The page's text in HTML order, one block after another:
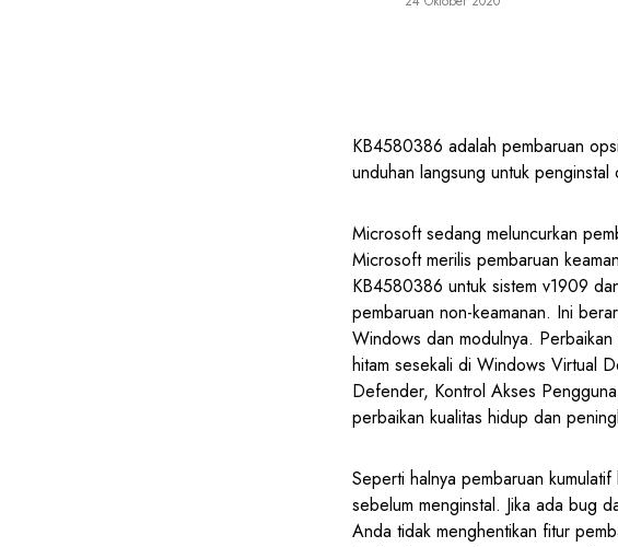
KB4580386 adalah pembaruan
unduhan langsung untuk
Microsoft sedang meluncurkan
Microsoft merilis pembaruan
KB4580386 untuk sistem v1909
pembaruan non-keamanan. Ini
Windows dan modulnya.
hitam sesekali di Windows Virtual
Defender, Kontrol Akses
perbaikan kualitas hidup dan
Seperti halnya pembaruan
sebelum menginstal. Jika ada bug
Anda tidak menghentikan fitur